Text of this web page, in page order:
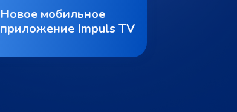
Новое мобильное
приложение Impuls TV